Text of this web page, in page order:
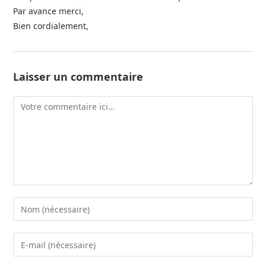
Par avance merci,
Bien cordialement,
Laisser un commentaire
Comment
Enter
your
name
Enter
your